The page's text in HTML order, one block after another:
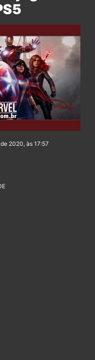
2020, às 17:57